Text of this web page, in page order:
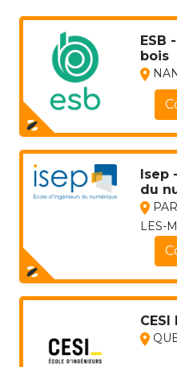
ESB
bois
Isep
du
LES-